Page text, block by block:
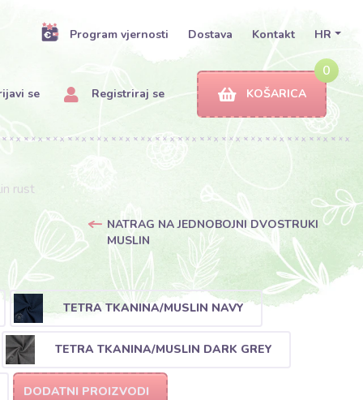
Program vjernosti Dostava Kontakt HR
se Registriraj se
0
KOŠARICA
rust
NATRAG NA JEDNOBOJNI DVOSTRUKI
MUSLIN
TETRA TKANINA/MUSLIN NAVY
TETRA TKANINA/MUSLIN DARK GREY
DODATNI PROIZVODI